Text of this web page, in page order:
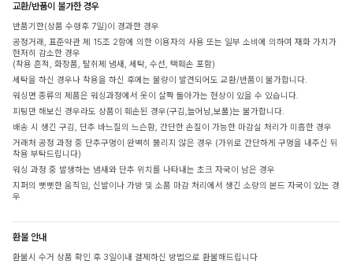
교환/반품이 불가한 경우
반품기한(상품 수령후 7일)이 경과한 경우
공정거래, 표준약관 제 15조 2항에 의한 이용자의 사용 또는 일부 소비에 의하여 재화 가치가
현저히 감소한 경우
(착용 흔적, 화장품, 탈취제 냄새, 세탁, 수선, 택훼손 포함)
세탁을 하신 경우나 착용을 하신 후에는 불량이 발견되어도 교환/반품이 불가합니다.
워싱면 종류의 제품은 워싱과정에서 옷이 살짝 돌아가는 현상이 있을 수 있습니다.
피팅만 해보신 경우라도 상품이 훼손된 경우(구김,늘어남,보풀)는 불가합니다.
배송 시 생긴 구김, 단추 바느질의 느슨함, 간단한 손질이 가능한 마감실 처리가 미흡한 경우
거래처 공정 과정 중 단추구멍이 완벽히 뚫리지 않은 경우 (가위로 간단하게 구멍을 내주신 뒤
착용 부탁드립니다)
워싱 과정 중 발생하는 냄새와 단추 위치를 나타내는 초크 자국이 남은 경우
지퍼의 뻣뻣한 움직임, 신발이나 가방 및 소품 마감 처리에서 생긴 소량의 본드 자국이 있는 경
우
환불 안내
환불시 수거 상품 확인 후 3일이내 결제하신 방법으로 환불해드립니다